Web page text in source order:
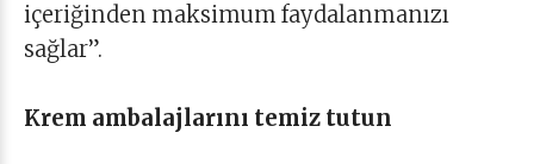
içeriğinden maksimum faydalanmanızı
sağlar”.
Krem ambalajlarını temiz tutun